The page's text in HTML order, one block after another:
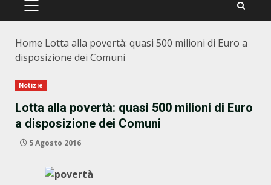
PRIMÄRES
Home Lotta alla povertà: quasi 500 milioni di Euro a
disposizione dei Comuni
Notizie
Lotta alla povertà: quasi 500 milioni di Euro
a disposizione dei Comuni
5 Agosto 2016